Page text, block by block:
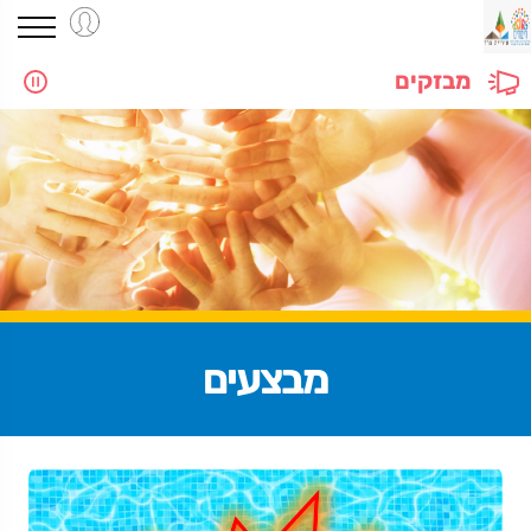
מבזקים
מבצעים